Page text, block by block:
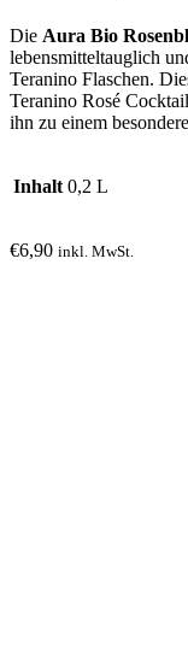
Die Aura Bio
lebensmitteltauglich
Teranino Flaschen.
Teranino Rosé
ihn zu einem
Inhalt 0,2 L
€6,90 inkl. MwSt.